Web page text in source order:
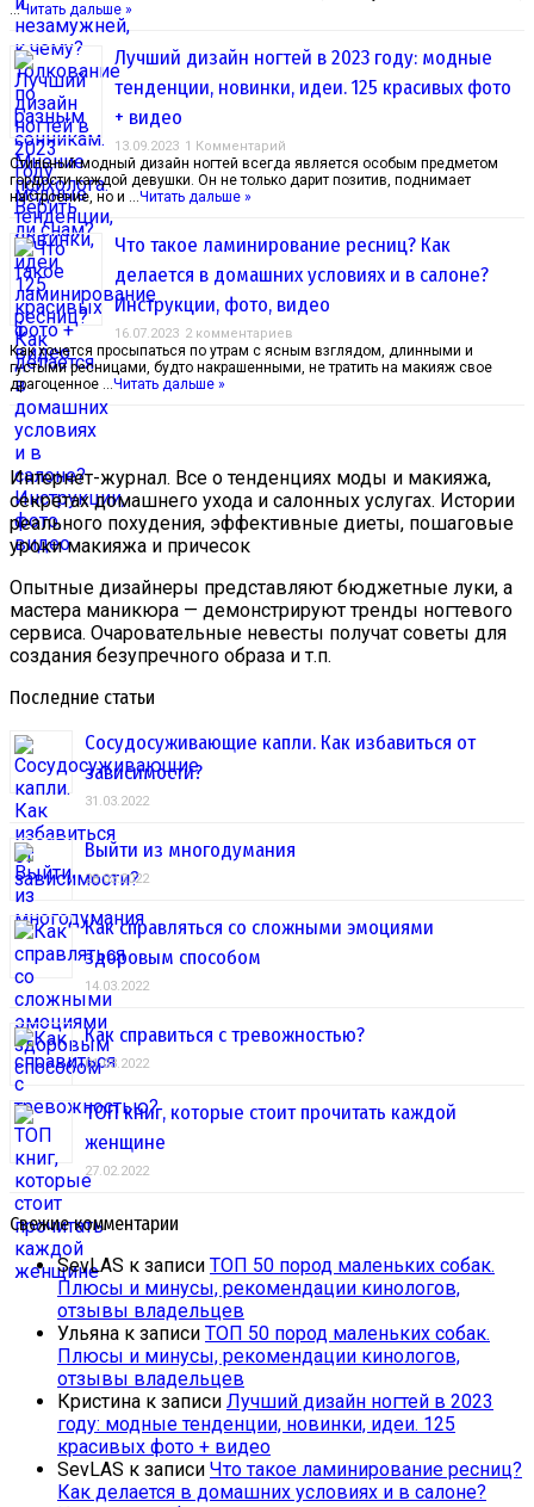
…Читать дальше »
Лучший дизайн ногтей в 2023 году: модные
тенденции, новинки, идеи. 125 красивых фото
+ видео
13.09.2023 1 Комментарий
Стильный модный дизайн ногтей всегда является особым предметом
гордости каждой девушки. Он не только дарит позитив, поднимает
настроение, но и …Читать дальше »
Что такое ламинирование ресниц? Как
делается в домашних условиях и в салоне?
Инструкции, фото, видео
16.07.2023 2 комментариев
Как хочется просыпаться по утрам с ясным взглядом, длинными и
густыми ресницами, будто накрашенными, не тратить на макияж свое
драгоценное …Читать дальше »
Интернет-журнал. Все о тенденциях моды и макияжа,
секретах домашнего ухода и салонных услугах. Истории
реального похудения, эффективные диеты, пошаговые
уроки макияжа и причесок
Опытные дизайнеры представляют бюджетные луки, а
мастера маникюра — демонстрируют тренды ногтевого
сервиса. Очаровательные невесты получат советы для
создания безупречного образа и т.п.
Последние статьи
Сосудосуживающие капли. Как избавиться от
зависимости?
31.03.2022
Выйти из многодумания
28.03.2022
Как справляться со сложными эмоциями
здоровым способом
14.03.2022
Как справиться с тревожностью?
01.03.2022
ТОП книг, которые стоит прочитать каждой
женщине
27.02.2022
Свежие комментарии
SevLAS к записи ТОП 50 пород маленьких собак.
Плюсы и минусы, рекомендации кинологов,
отзывы владельцев
Ульяна к записи ТОП 50 пород маленьких собак.
Плюсы и минусы, рекомендации кинологов,
отзывы владельцев
Кристина к записи Лучший дизайн ногтей в 2023
году: модные тенденции, новинки, идеи. 125
красивых фото + видео
SevLAS к записи Что такое ламинирование ресниц?
Как делается в домашних условиях и в салоне?